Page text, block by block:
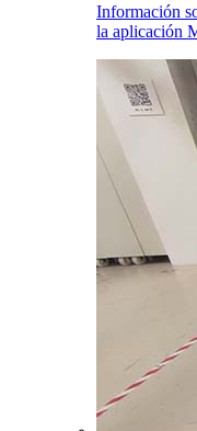
Información
la aplicación